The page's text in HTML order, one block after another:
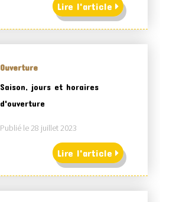
Lire l'article
Ouverture
Saison, jours et horaires
d'ouverture
Publié le 28 juillet 2023
Lire l'article